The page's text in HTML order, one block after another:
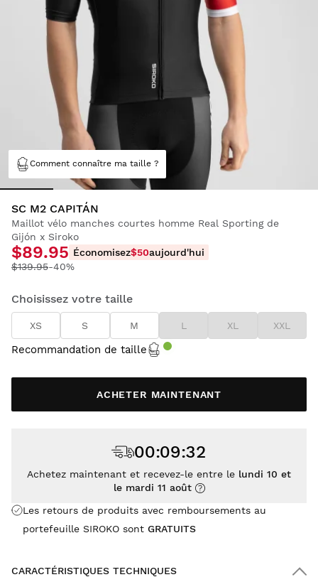
Comment connaître ma taille ?
SC M2 CAPITÁN
Maillot vélo manches courtes homme Real Sporting de
Gijón x Siroko
$89.95 Économisez$50aujourd'hui
$139.95-40%
Choisissez votre taille
XS S M L XL XXL
Recommandation de taille
ACHETER MAINTENANT
Les retours de produits avec remboursements au
portefeuille SIROKO sont GRATUITS
00:09:32
Achetez maintenant et recevez-le entre le lundi 10 et
le mardi 11 août
CARACTÉRISTIQUES TECHNIQUES